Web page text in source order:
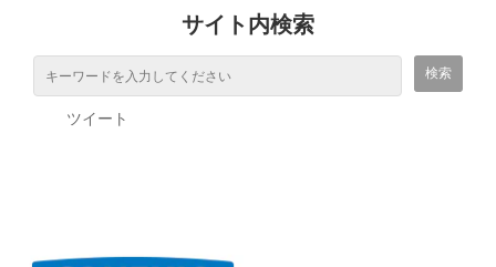
サイト内検索
ツイート